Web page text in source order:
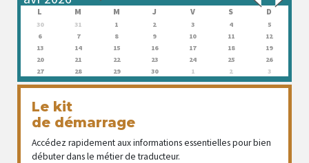
L M M J V S D
30 31 1 2 3 4
5
6
7 8 9 10 11
12
13
14 15 16 17 18
19
20
21 22 23 24 25
26
27
28 29 30 1 2 3
Le kit
de démarrage
Accédez rapidement aux informations essentielles pour bien
débuter dans le métier de traducteur.